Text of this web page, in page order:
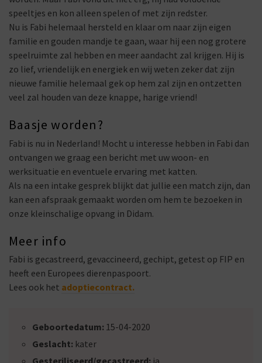
speeltjes en kon alleen spelen of met zijn redster.
Nu is Fabi helemaal hersteld en klaar om naar zijn eigen
familie en gouden mandje te gaan, waar hij een nog grotere
speelruimte zal hebben en meer aandacht zal krijgen. Hij is
zo lief, vriendelijk en energiek en wij weten zeker dat zijn
nieuwe familie helemaal gek op hem zal zijn en ontzetten
veel zal houden van deze knappe, harige vriend!
Baasje worden?
Fabi is nu in Nederland! Mocht u interesse hebben in Fabi dan
ontvangen we graag een bericht met uw woon- en
werksituatie en eventuele ervaring met katten.
Als na een intake gesprek blijkt dat jullie een match zijn, dan
kan een afspraak gemaakt worden om hem te bezoeken in
onze kleinschalige opvang in Didam.
Meer info
Fabi is gecastreerd, gevaccineerd, gechipt, getest op FIP en
heeft een Europees dierenpaspoort.
Lees ook het adoptiecontract.
Geboortedatum: 15-04-2020
Geslacht: kater